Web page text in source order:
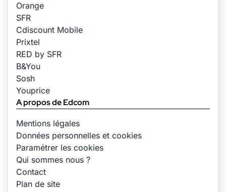
Orange
SFR
Cdiscount Mobile
Prixtel
RED by SFR
B&You
Sosh
Youprice
A propos de Edcom
Mentions légales
Données personnelles et cookies
Paramétrer les cookies
Qui sommes nous ?
Contact
Plan de site